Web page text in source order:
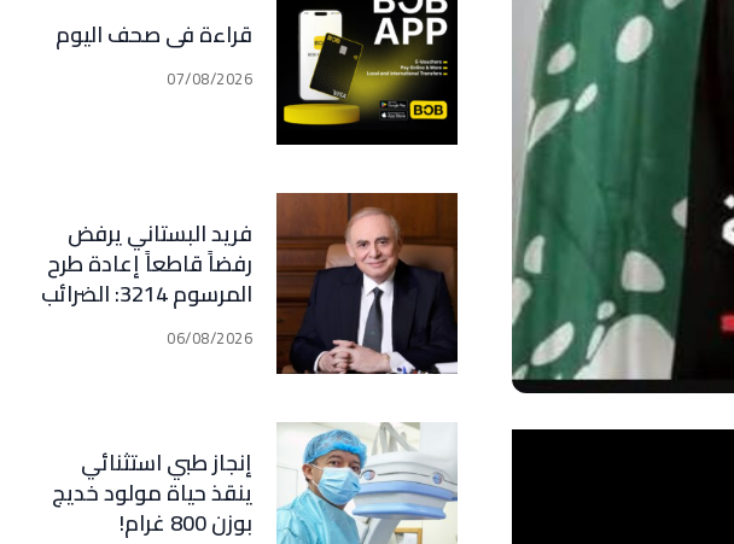
قراءة في صحف اليوم
07/08/2026
فريد البستاني يرفض
رفضاً قاطعاً إعادة طرح
المرسوم 3214: الضرائب
الجديدة تعرقل التعافي
الاقتصادي وتناقض
06/08/2026
إنجاز طبي استثنائي
ينقذ حياة مولود خديج
بوزن 800 غرام!